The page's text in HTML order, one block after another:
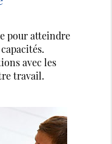
pour atteindre
avec les
travail.